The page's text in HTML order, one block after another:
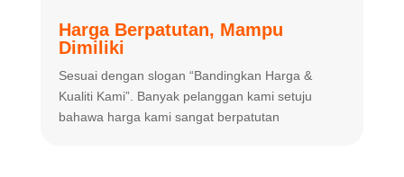
Harga Berpatutan, Mampu
Dimiliki
Sesuai dengan slogan “Bandingkan Harga &
Kualiti Kami”. Banyak pelanggan kami setuju
bahawa harga kami sangat berpatutan